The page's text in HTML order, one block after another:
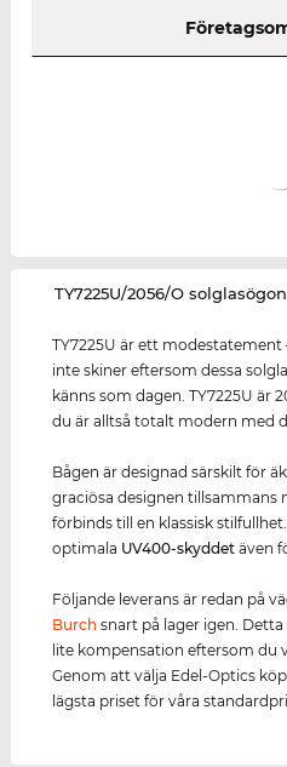
‌TY7225U/2056/O solglasögon
TY7225U är ett modestatement
inte skiner eftersom dessa
känns som dagen. TY7225U är
du är alltså totalt modern med
Bågen är designad särskilt för
graciösa designen
förbinds till en klassisk
optimala UV400-skyddet även
Följande leverans är redan på
Burch snart på lager igen.
lite kompensation eftersom du
Genom att välja Edel-Optics
lägsta priset för våra